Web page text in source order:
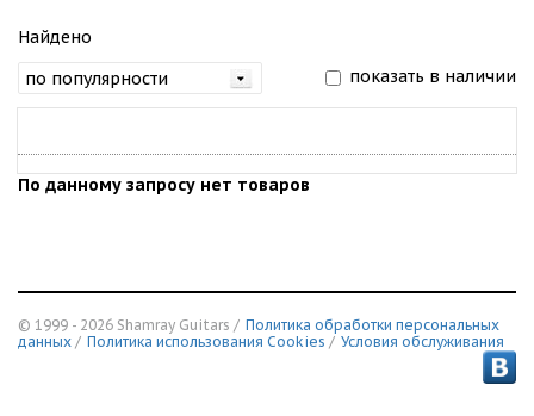
Найдено
показать в наличии
По данному запросу нет товаров
© 1999 - 2026 Shamray Guitars / Политика обработки персональных
данных / Политика использования Сookies / Условия обслуживания